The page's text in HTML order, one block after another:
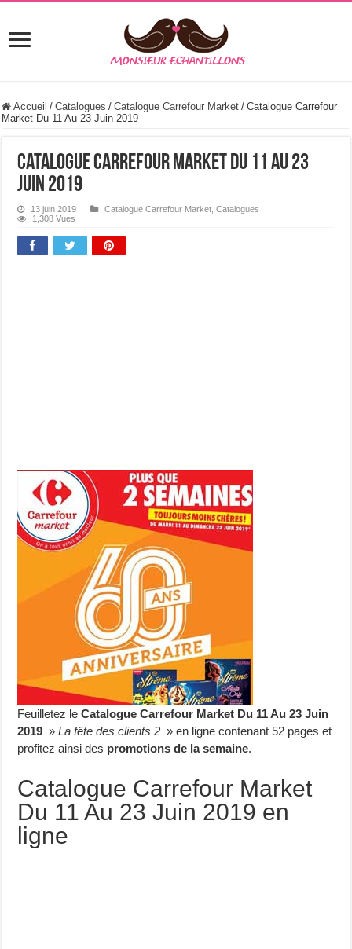
Accueil / Catalogues / Catalogue Carrefour Market / Catalogue Carrefour
Market Du 11 Au 23 Juin 2019
Catalogue Carrefour Market Du 11 Au 23
Juin 2019
13 juin 2019 Catalogue Carrefour Market ,Catalogues
1,308 Vues
Feuilletez leCatalogue Carrefour Market Du 11 Au 23 Juin
2019 »La fête des clients 2 » en ligne contenant 52 pages et
profitez ainsi des promotions de la semaine.
Catalogue Carrefour Market
Du 11 Au 23 Juin 2019 en
ligne